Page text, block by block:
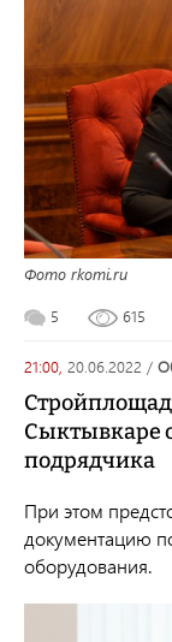
Фото rkomi.ru
5 615
21:00, 20.06.2022 /
Сыктывкаре
подрядчика
При этом
документацию
оборудования.